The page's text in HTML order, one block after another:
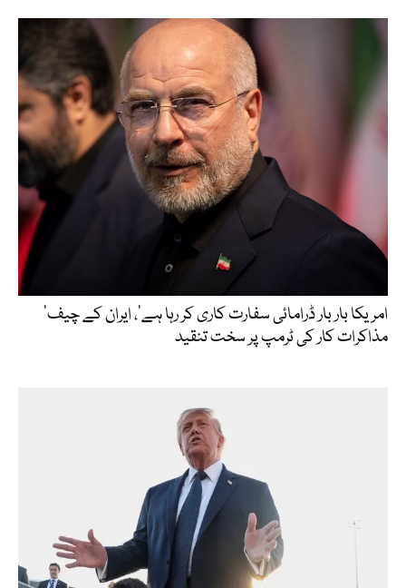
’امریکا بار بار ڈرامائی سفارت کاری کر رہا ہے‘، ایران کے چیف
مذاکرات کار کی ٹرمپ پر سخت تنقید